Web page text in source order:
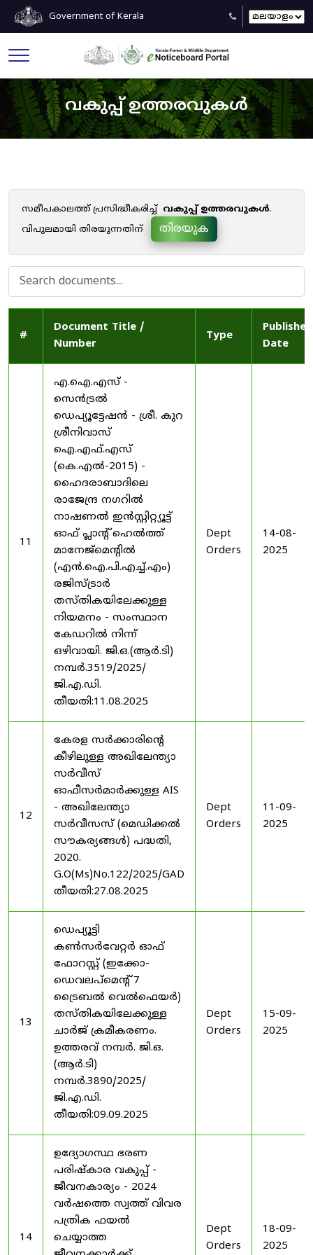
Government of Kerala
വകുപ്പ് ഉത്തരവുകൾ
സമീപകാലത്ത് പ്രസിദ്ധീകരിച്ച് വകുപ്പ് ഉത്തരവുകൾ.
വിപുലമായി തിരയുന്നതിന്
തിരയുക
#
Document Title /
Number
Type
Published
Date
11
എ.ഐ.എസ് -
സെൻട്രൽ
ഡെപ്യൂട്ടേഷൻ - ശ്രീ. കുറ
ശ്രീനിവാസ്
ഐ.എഫ്.എസ്
(കെ.എൽ-2015) -
ഹൈദരാബാദിലെ
രാജേന്ദ്ര നഗറിൽ
നാഷണൽ ഇൻസ്റ്റിറ്റ്യൂട്ട്
ഓഫ് പ്ലാന്റ് ഹെൽത്ത്
മാനേജ്‌മെന്റിൽ
(എൻ.ഐ.പി.എച്ച്.എം)
രജിസ്ട്രാർ
തസ്തികയിലേക്കുള്ള
നിയമനം - സംസ്ഥാന
കേഡറിൽ നിന്ന്
ഒഴിവായി. ജി.ഒ.(ആർ.ടി)
നമ്പർ.3519/2025/
ജി.എ.ഡി.
തീയതി:11.08.2025
Dept
Orders
14-08-
2025
12
കേരള സർക്കാരിന്റെ
കീഴിലുള്ള അഖിലേന്ത്യാ
സർവീസ്
ഓഫീസർമാർക്കുള്ള AIS
- അഖിലേന്ത്യാ
സർവീസസ് (മെഡിക്കൽ
സൗകര്യങ്ങൾ) പദ്ധതി,
2020.
G.O(Ms)No.122/2025/GAD
തീയതി:27.08.2025
Dept
Orders
11-09-
2025
13
ഡെപ്യൂട്ടി
കൺസർവേറ്റർ ഓഫ്
ഫോറസ്റ്റ് (ഇക്കോ-
ഡെവലപ്മെന്റ് 7
ട്രൈബൽ വെൽഫെയർ)
തസ്തികയിലേക്കുള്ള
ചാർജ് ക്രമീകരണം.
ഉത്തരവ് നമ്പർ. ജി.ഒ.
(ആർ.ടി)
നമ്പർ.3890/2025/
ജി.എ.ഡി.
തീയതി:09.09.2025
Dept
Orders
15-09-
2025
14
ഉദ്യോഗസ്ഥ ഭരണ
പരിഷ്കാര വകുപ്പ് -
ജീവനകാര്യം - 2024
വർഷത്തെ സ്വത്ത് വിവര
പത്രിക ഫയൽ
ചെയ്യാത്ത
Dept
Orders
18-09-
2025